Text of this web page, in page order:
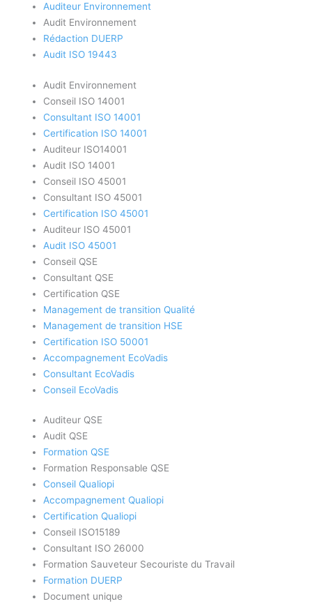
Auditeur Environnement
Audit Environnement
Rédaction DUERP
Audit ISO 19443
Audit Environnement
Conseil ISO 14001
Consultant ISO 14001
Certification ISO 14001
Auditeur ISO14001
Audit ISO 14001
Conseil ISO 45001
Consultant ISO 45001
Certification ISO 45001
Auditeur ISO 45001
Audit ISO 45001
Conseil QSE
Consultant QSE
Certification QSE
Management de transition Qualité
Management de transition HSE
Certification ISO 50001
Accompagnement EcoVadis
Consultant EcoVadis
Conseil EcoVadis
Auditeur QSE
Audit QSE
Formation QSE
Formation Responsable QSE
Conseil Qualiopi
Accompagnement Qualiopi
Certification Qualiopi
Conseil ISO15189
Consultant ISO 26000
Formation Sauveteur Secouriste du Travail
Formation DUERP
Document unique